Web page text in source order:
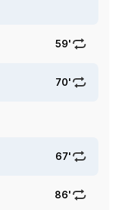
59'
70'
67'
86'